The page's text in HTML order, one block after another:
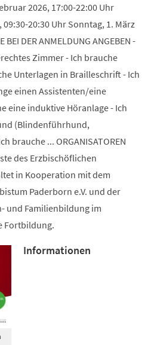
2026, 17:00-22:00 Uhr
20:30 Uhr Sonntag, 1. März
DER ANMELDUNG ANGEBEN -
Zimmer - Ich brauche
Unterlagen in Brailleschrift - Ich
einen Assistenten/eine
eine induktive Höranlage - Ich
(Blindenführhund,
brauche ... ORGANISATOREN
des Erzbischöflichen
in Kooperation mit dem
Paderborn e.V. und der
und Familienbildung im
Fortbildung.
Informationen